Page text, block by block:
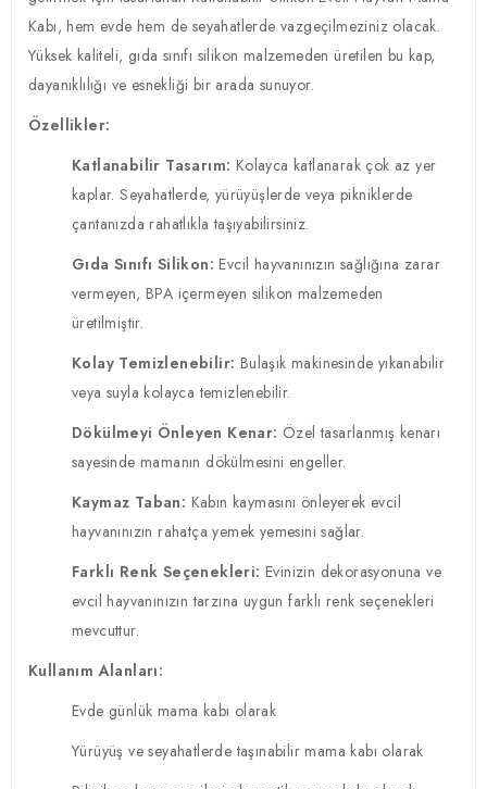
Kabı, hem evde hem de seyahatlerde vazgeçilmeziniz olacak.
Yüksek kaliteli, gıda sınıfı silikon malzemeden üretilen bu kap,
dayanıklılığı ve esnekliği bir arada sunuyor.
Özellikler:
Katlanabilir Tasarım: Kolayca katlanarak çok az yer
kaplar. Seyahatlerde, yürüyüşlerde veya pikniklerde
çantanızda rahatlıkla taşıyabilirsiniz.
Gıda Sınıfı Silikon: Evcil hayvanınızın sağlığına zarar
vermeyen, BPA içermeyen silikon malzemeden
üretilmiştir.
Kolay Temizlenebilir: Bulaşık makinesinde yıkanabilir
veya suyla kolayca temizlenebilir.
Dökülmeyi Önleyen Kenar: Özel tasarlanmış kenarı
sayesinde mamanın dökülmesini engeller.
Kaymaz Taban: Kabın kaymasını önleyerek evcil
hayvanınızın rahatça yemek yemesini sağlar.
Farklı Renk Seçenekleri: Evinizin dekorasyonuna ve
evcil hayvanınızın tarzına uygun farklı renk seçenekleri
mevcuttur.
Kullanım Alanları:
Evde günlük mama kabı olarak
Yürüyüş ve seyahatlerde taşınabilir mama kabı olarak